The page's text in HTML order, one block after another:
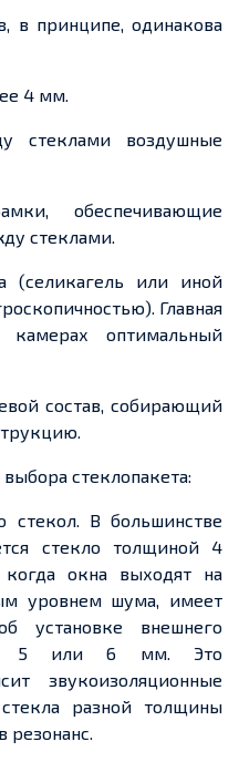
в принципе, одинакова
4 мм.
стекламивоздушные
обеспечивающие
стеклами.
(селикагель или иной
Главная
оптимальный
состав, собирающий
стеклопакета:
стекол. В большинстве
стекло толщиной 4
окна выходят на
уровнем шума, имеет
установке внешнего
5 или 6 мм. Это
звукоизоляционные
разной толщины
резонанс.